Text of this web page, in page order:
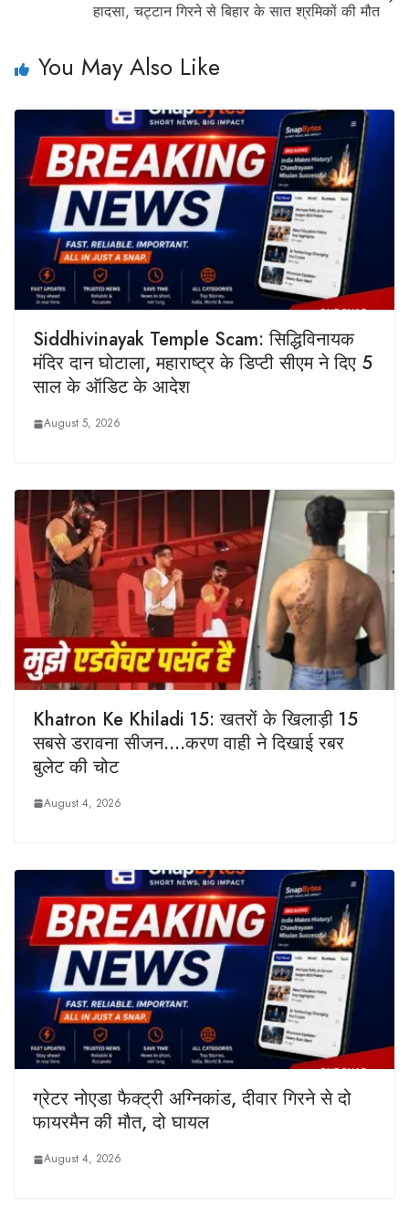
हादसा, चट्टान गिरने से बिहार के सात श्रमिकों की मौत
You May Also Like
Siddhivinayak Temple Scam: सिद्धिविनायक
मंदिर दान घोटाला, महाराष्ट्र के डिप्टी सीएम ने दिए 5
साल के ऑडिट के आदेश
August 5, 2026
Khatron Ke Khiladi 15: खतरों के खिलाड़ी 15
सबसे डरावना सीजन….करण वाही ने दिखाई रबर
बुलेट की चोट
August 4, 2026
ग्रेटर नोएडा फैक्ट्री अग्निकांड, दीवार गिरने से दो
फायरमैन की मौत, दो घायल
August 4, 2026